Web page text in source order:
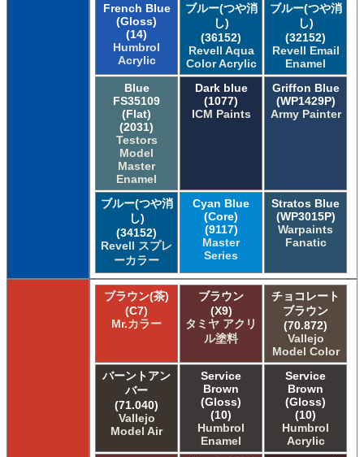
French Blue
(Gloss)
(14)
Humbrol
Acrylic
ブルー(つや消
し)
(36152)
Revell Aqua
Color Acrylic
ブルー(つや消
し)
(32152)
Revell Email
Enamel
Blue
FS35109
(Flat)
(2031)
Testors
Model
Master
Enamel
Dark blue
(1077)
ICM Paints
Griffon Blue
(WP1429P)
Army Painter
ブルー(つや消
し)
(34152)
Revell スプレ
ーカラー
Cyan Blue
(Core)
(9117)
Master
Series
Stratos Blue
(WP3015P)
Warpaints
Fanatic
ブラウン(茶)
(C7)
Mr.カラー
ブラウン
(X9)
タミヤ アクリ
ル塗料
チョコレート
ブラウン
(70.872)
Vallejo
Model Color
バーントアン
バー
(71.040)
Vallejo
Model Air
Service
Brown
(Gloss)
(10)
Humbrol
Enamel
Service
Brown
(Gloss)
(10)
Humbrol
Acrylic